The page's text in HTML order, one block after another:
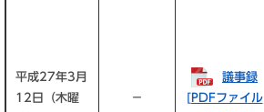
平成27年3月
12日（木曜
－
議事録
[PDFファイル